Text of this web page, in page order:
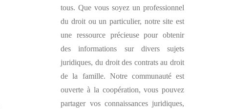
tous. Que vous soyez un professionnel
du droit ou un particulier, notre site est
une ressource précieuse pour obtenir
des informations sur divers sujets
juridiques, du droit des contrats au droit
de la famille. Notre communauté est
ouverte à la coopération, vous pouvez
partager vos connaissances juridiques,